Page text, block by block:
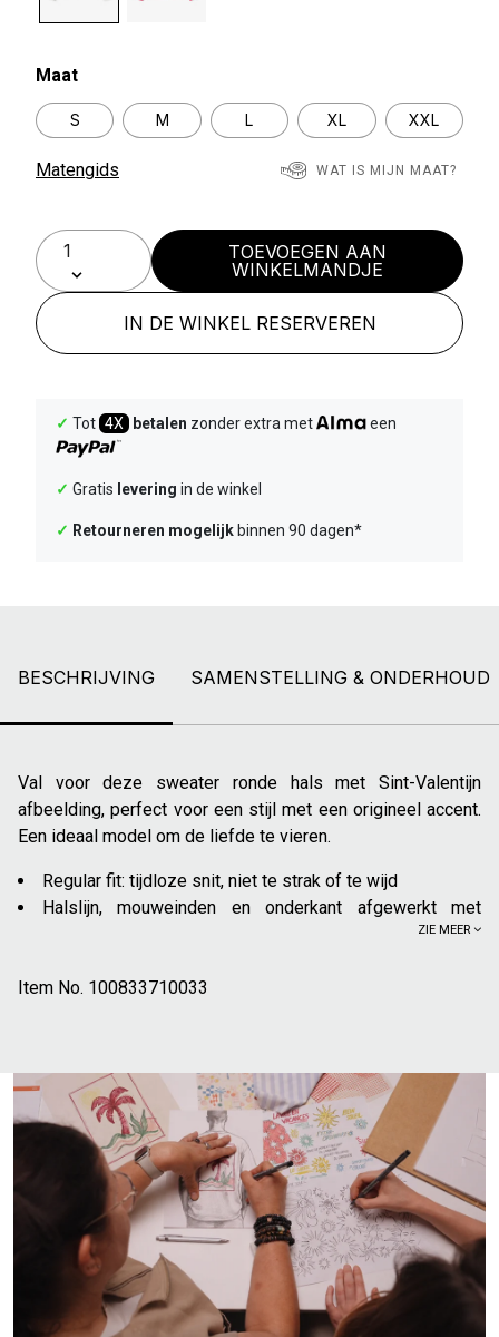
Maat
S M L XL XXL
Matengids WAT IS MIJN MAAT?
TOEVOEGEN AAN
WINKELMANDJE
IN DE WINKEL RESERVEREN
✓ Tot 4X betalen zonder extra met een
✓ Gratis levering in de winkel
✓ Retourneren mogelijk binnen 90 dagen*
BESCHRIJVING SAMENSTELLING & ONDERHOUD
Val voor deze sweater ronde hals met Sint-Valentijn
afbeelding, perfect voor een stijl met een origineel accent.
Een ideaal model om de liefde te vieren.
Regular fit: tijdloze snit, niet te strak of te wijd
Halslijn, mouweinden en onderkant afgewerkt met
Bedrukte- of geborduurde print (naar gelang de kleur)
mest). Meer dan 70% van de biologische katoenteelt maakt
geen gebruik van kunstmatige irrigatie, maar doet het met
regenwater
30% gerecycled polyester
Voor een casual look, kunt u deze sweater dragen op slim
fit jeans, met sneakers. Voor een meer trendy outfit, kunt u
kiezen voor een chinobroek met nette schoenen. Deze
sweater kan ook gedragen worden onder een denim jasje
of een leren jack, voor een meer uitgesproken stijl.
ZIE MEER
Item No. 100833710033